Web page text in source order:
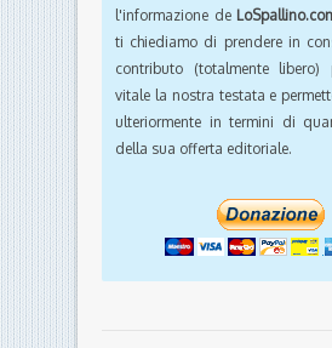
l'informazione de
ti chiediamo di prendere in
contributo (totalmente libero)
vitale la nostra testata e
ulteriormente in termini di
della sua offerta editoriale.